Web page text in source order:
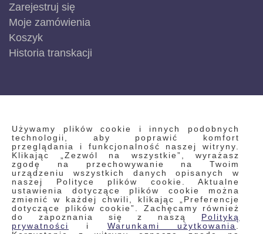
Używamy plików cookie i innych podobnych
technologii, aby poprawić komfort
przeglądania i funkcjonalność naszej witryny.
Klikając „Zezwól na wszystkie”, wyrażasz
zgodę na przechowywanie na Twoim
urządzeniu wszystkich danych opisanych w
naszej Polityce plików cookie. Aktualne
ustawienia dotyczące plików cookie można
zmienić w każdej chwili, klikając „Preferencje
dotyczące plików cookie”. Zachęcamy również
do zapoznania się z naszą Polityką
prywatności
i Warunkami użytkowania
Zarejestruj się
Moje zamówienia
Koszyk
Historia transkacji
INFORMACJE
Regulamin
Polityka prywatności i pliki cookie
Wyszukiwane frazy
Wyszukiwanie zaawansowane
Zamówienia